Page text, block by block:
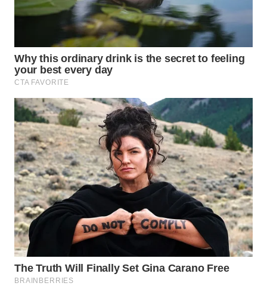
WN
BOROBUDUR
WN
MADURA
WN
SURABAYA
WN
NATUNA
BINTAN
WN